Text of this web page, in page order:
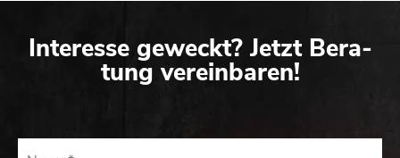
In­ter­es­se ge­weckt? Jetzt Be­ra­
tung ver­ein­ba­ren!